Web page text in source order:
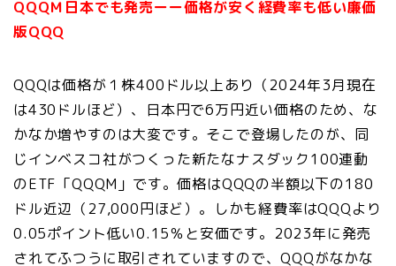
QQQＭ日本でも発売ーー価格が安く経費率も低い廉価
版QQQ
QQQは価格が１株400ドル以上あり（2024年3月現在
は430ドルほど）、日本円で6万円近い価格のため、な
かなか増やすのは大変です。そこで登場したのが、同
じインベスコ社がつくった新たなナスダック100連動
のETF「QQQM」です。価格はQQQの半額以下の180
ドル近辺（27,000円ほど）。しかも経費率はQQQより
0.05ポイント低い0.15％と安価です。2023年に発売
されてふつうに取引されていますので、QQQがなかな